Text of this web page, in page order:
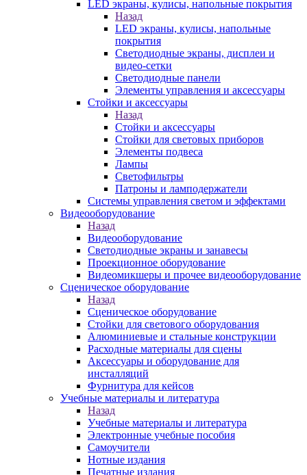
LED экраны, кулисы, напольные покрытия
Назад
LED экраны, кулисы, напольные
покрытия
Светодиодные экраны, дисплеи и
видео-сетки
Светодиодные панели
Элементы управления и аксессуары
Стойки и аксессуары
Назад
Стойки и аксессуары
Стойки для световых приборов
Элементы подвеса
Лампы
Светофильтры
Патроны и ламподержатели
Системы управления светом и эффектами
Видеооборудование
Назад
Видеооборудование
Светодиодные экраны и занавесы
Проекционное оборудование
Видеомикшеры и прочее видеооборудование
Сценическое оборудование
Назад
Сценическое оборудование
Стойки для светового оборудования
Алюминиевые и стальные конструкции
Расходные материалы для сцены
Аксессуары и оборудование для
инсталляций
Фурнитура для кейсов
Учебные материалы и литература
Назад
Учебные материалы и литература
Электронные учебные пособия
Самоучители
Нотные издания
Печатные издания